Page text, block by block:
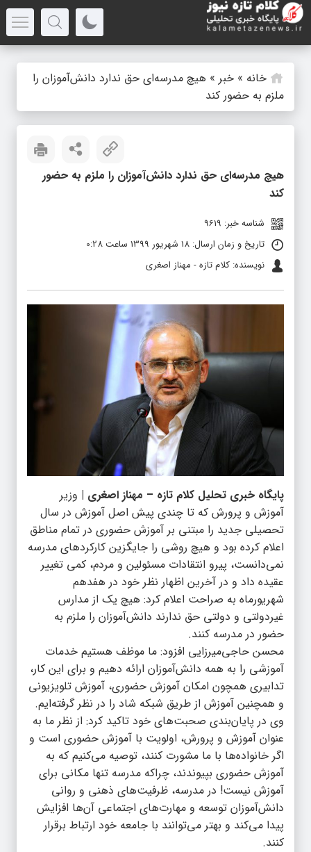
خانه » خبر » هیچ مدرسه‌ای حق ندارد دانش‌آموزان را
ملزم به حضور کند
هیچ مدرسه‌ای حق ندارد دانش‌آموزان را ملزم به حضور
کند
شناسه خبر: 9619
تاریخ و زمان ارسال: 18 شهریور 1399 ساعت 0:28
نویسنده: کلام تازه - مهناز اصغری
پایگاه خبری تحلیل کلام تازه – مهناز اصغری | وزیر
آموزش و پرورش که تا چندی پیش اصل آموزش در سال
تحصیلی جدید را مبتنی بر آموزش حضوری در تمام مناطق
اعلام کرده بود و هیچ روشی را جایگزین کارکرد‌های مدرسه
نمی‌دانست، پیرو انتقادات مسئولین و مردم، کمی تغییر
عقیده داد و در آخرین اظهار نظر خود در هفدهم
شهریورماه به صراحت اعلام کرد: هیچ یک از مدارس
غیردولتی و دولتی حق ندارند دانش‌آموزان را ملزم به
حضور در مدرسه کنند.
محسن حاجی‌میرزایی افزود: ما موظف هستیم خدمات
آموزشی را به همه دانش‌آموزان ارائه دهیم و برای این کار،
تدابیری همچون امکان آموزش حضوری، آموزش تلویزیونی
و همچنین آموزش از طریق شبکه شاد را در نظر گرفته‌ایم.
وی در پایان‌بندی صحبت‌های خود تاکید کرد: از نظر ما به
عنوان آموزش و پرورش، اولویت با آموزش حضوری است و
اگر خانواده‌ها با ما مشورت کنند، توصیه می‌کنیم که به
آموزش حضوری بپیوندند، چراکه مدرسه تنها مکانی برای
آموزش نیست! در مدرسه، ظرفیت‌های ذهنی و روانی
دانش‌آموزان توسعه و مهارت‌های اجتماعی آن‌ها افزایش
پیدا می‌کند و بهتر می‌توانند با جامعه خود ارتباط برقرار
کنند.